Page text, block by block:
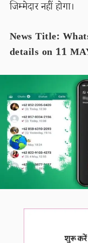
जिम्मेदार नहीं होगा।
News Title:
details on 11